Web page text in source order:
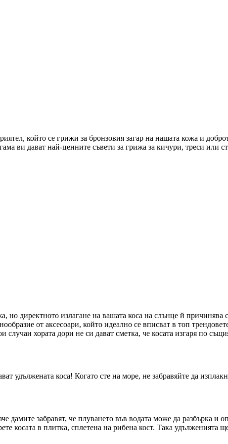
който се грижи за бронзовия загар на нашата кожа и
ви дават най-ценните съвети за грижа за кичури, треси или
директното излагане на вашата коса на слънце й причинява
от аксесоари, който идеално се вписват в топ
хората дори не си дават сметка, че косата изгаря по
удължената коса! Когато сте на море, не забравяйте да
дамите забравят, че плуването във водата може да разбърка и
косата в плитка, сплетена на рибена кост. Така удълженията